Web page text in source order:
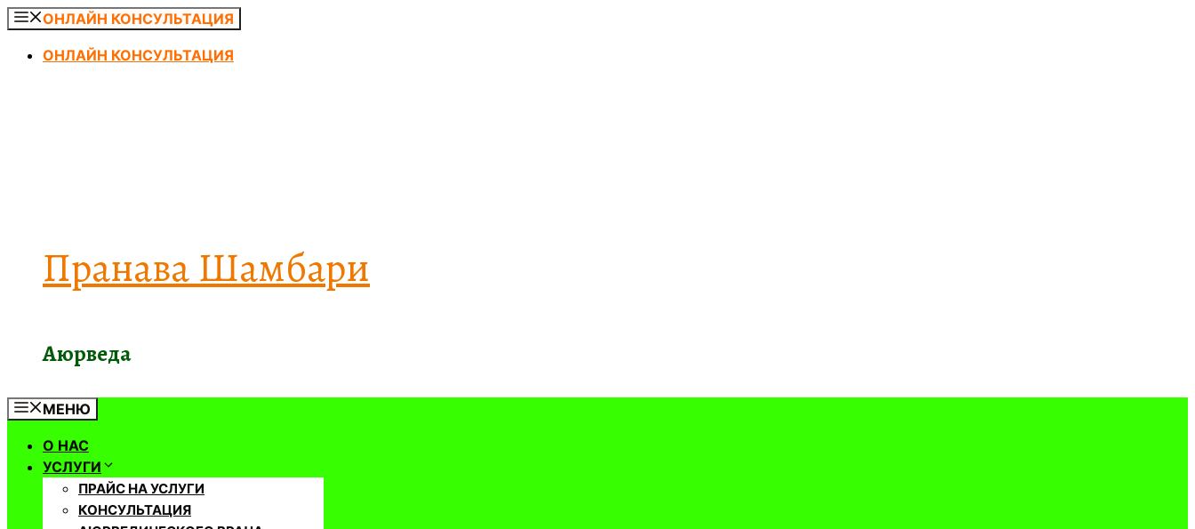
Перейти
содержимому
ОНЛАЙН КОНСУЛЬТАЦИЯ
ОНЛАЙН КОНСУЛЬТАЦИЯ
Пранава Шамбари
Аюрведа
МЕНЮ
О НАС
УСЛУГИ
ПРАЙС НА УСЛУГИ
КОНСУЛЬТАЦИЯ